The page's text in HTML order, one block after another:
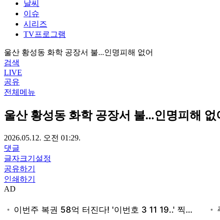
날씨
이슈
시리즈
TV프로그램
울산 황성동 화학 공장서 불...인명피해 없어
검색
LIVE
공유
전체메뉴
울산 황성동 화학 공장서 불...인명피해 없
2026.05.12. 오전 01:29.
댓글
글자크기설정
공유하기
인쇄하기
AD